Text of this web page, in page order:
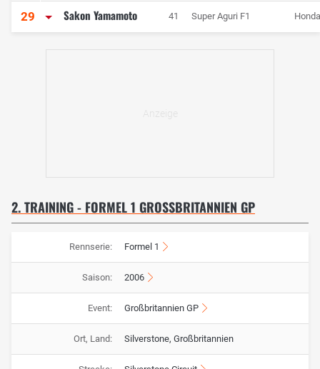
29 Sakon Yamamoto 41 Super Aguri F1 Honda
2. TRAINING - FORMEL 1 GROSSBRITANNIEN GP
Rennserie: Formel 1
Saison: 2006
Event: Großbritannien GP
Ort, Land: Silverstone, Großbritannien